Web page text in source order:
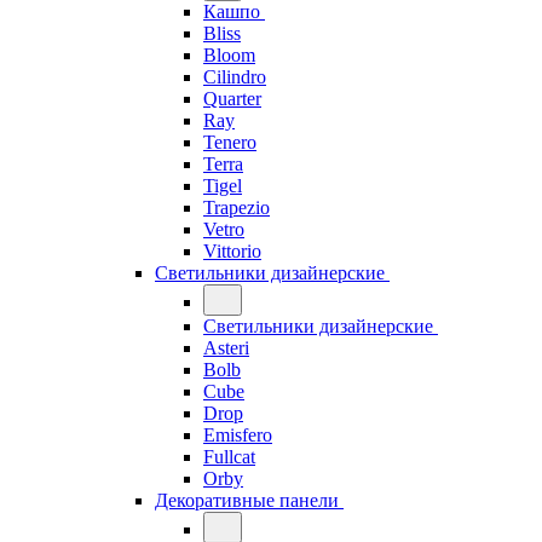
Кашпо
Bliss
Bloom
Cilindro
Quarter
Ray
Tenero
Terra
Tigel
Trapezio
Vetro
Vittorio
Светильники дизайнерские
Светильники дизайнерские
Asteri
Bolb
Cube
Drop
Emisfero
Fullcat
Orby
Декоративные панели